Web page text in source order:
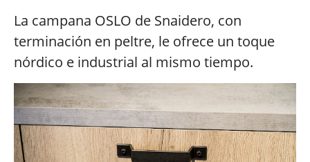
La campana OSLO de Snaidero, con
terminación en peltre, le ofrece un toque
nórdico e industrial al mismo tiempo.